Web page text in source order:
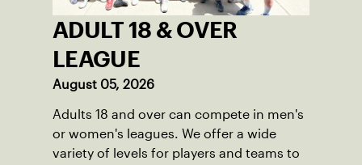
ADULT 18 & OVER
LEAGUE
August 05, 2026
Adults 18 and over can compete in men's
or women's leagues. We offer a wide
variety of levels for players and teams to